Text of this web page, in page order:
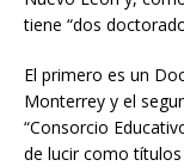
tiene “dos
El primero es un
Monterrey y el
“Consorcio
de lucir como